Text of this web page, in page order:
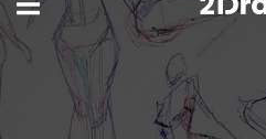
Blog
Sobre nós